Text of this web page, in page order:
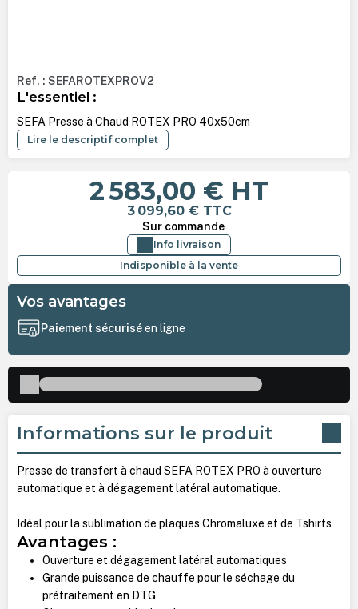
Ref. : SEFAROTEXPROV2
L'essentiel :
SEFA Presse à Chaud ROTEX PRO 40x50cm
Lire le descriptif complet
2 583,00 € HT
3 099,60 € TTC
Sur commande
Info livraison
Indisponible à la vente
Vos avantages
Paiement sécuriséen ligne
Informations sur le produit
Presse de transfert à chaud SEFA ROTEX PRO à ouverture
automatique et à dégagement latéral automatique.
Idéal pour la sublimation de plaques Chromaluxe et de Tshirts
Avantages :
Ouverture et dégagement latéral automatiques
Grande puissance de chauffe pour le séchage du
prétraitement en DTG